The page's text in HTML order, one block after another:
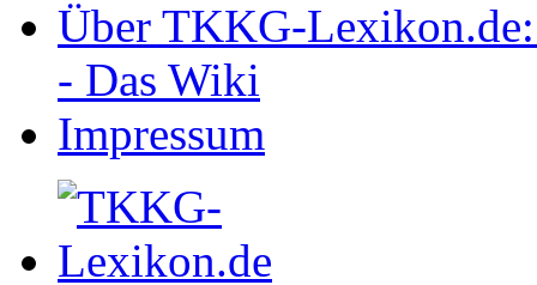
Über TKKG-
- Das Wiki
Impressum